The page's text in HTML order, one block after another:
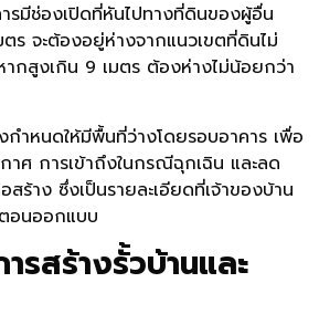
รมีช่องเปิดที่หันไปทางที่ดินของผู้อื่น
ตร จะต้องอยู่ห่างจากแนวเขตที่ดินไม่
กสูงเกิน 9 เมตร ต้องห่างไม่น้อยกว่า
ำหนดให้มีพื้นที่ว่างโดยรอบอาคาร เพื่อ
าศ การเข้าถึงในกรณีฉุกเฉิน และลด
ร้าง ซึ่งเป็นรายละเอียดที่เจ้าของบ้าน
อนออกแบบ
รสร้างรั้วบ้านและ